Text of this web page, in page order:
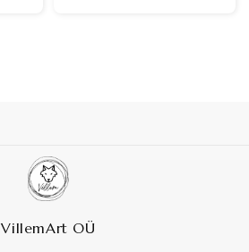
VillemArt OÜ